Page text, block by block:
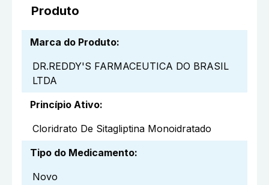
Produto
Marca do Produto:
DR.REDDY'S FARMACEUTICA DO BRASIL
LTDA
Princípio Ativo:
Cloridrato De Sitagliptina Monoidratado
Tipo do Medicamento:
Novo